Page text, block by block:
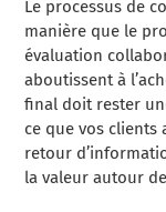
Le processus de
manière que le
évaluation
aboutissent à
final doit rester
ce que vos clients
retour
la valeur autour